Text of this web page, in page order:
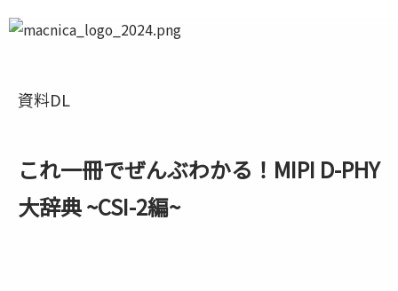
資料DL
これ一冊でぜんぶわかる！MIPI D-PHY
大辞典 ~CSI-2編~